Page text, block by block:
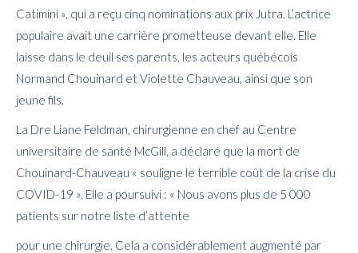
Catimini », qui a reçu cinq nominations aux prix Jutra. L’actrice
populaire avait une carrière prometteuse devant elle. Elle
laisse dans le deuil ses parents, les acteurs québécois
Normand Chouinard et Violette Chauveau, ainsi que son
jeune fils.
La Dre Liane Feldman, chirurgienne en chef au Centre
universitaire de santé McGill, a déclaré que la mort de
Chouinard-Chauveau « souligne le terrible coût de la crise du
COVID-19 ». Elle a poursuivi : « Nous avons plus de 5 000
patients sur notre liste d’attente
pour une chirurgie. Cela a considérablement augmenté par